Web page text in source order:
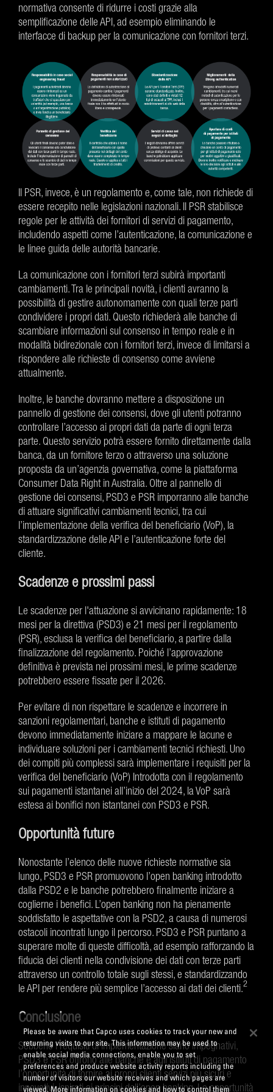
normativa consente di ridurre i costi grazie alla
semplificazione delle API, ad esempio eliminando le
interfacce di backup per la comunicazione con fornitori terzi.
Il PSR, invece, è un regolamento e, come tale, non richiede di
essere recepito nelle legislazioni nazionali. Il PSR stabilisce
regole per le attività dei fornitori di servizi di pagamento,
includendo aspetti come l’autenticazione, la comunicazione e
le linee guida delle autorità bancarie.
La comunicazione con i fornitori terzi subirà importanti
cambiamenti. Tra le principali novità, i clienti avranno la
possibilità di gestire autonomamente con quali terze parti
condividere i propri dati. Questo richiederà alle banche di
scambiare informazioni sul consenso in tempo reale e in
modalità bidirezionale con i fornitori terzi, invece di limitarsi a
rispondere alle richieste di consenso come avviene
attualmente.
Inoltre, le banche dovranno mettere a disposizione un
pannello di gestione dei consensi, dove gli utenti potranno
controllare l’accesso ai propri dati da parte di ogni terza
parte. Questo servizio potrà essere fornito direttamente dalla
banca, da un fornitore terzo o attraverso una soluzione
proposta da un’agenzia governativa, come la piattaforma
Consumer Data Right in Australia. Oltre al pannello di
gestione dei consensi, PSD3 e PSR imporranno alle banche
di attuare significativi cambiamenti tecnici, tra cui
l’implementazione della verifica del beneficiario (VoP), la
standardizzazione delle API e l’autenticazione forte del
cliente.
Scadenze e prossimi passi
Le scadenze per l'attuazione si avvicinano rapidamente: 18
mesi per la direttiva (PSD3) e 21 mesi per il regolamento
(PSR), esclusa la verifica del beneficiario, a partire dalla
finalizzazione del regolamento. Poiché l’approvazione
definitiva è prevista nei prossimi mesi, le prime scadenze
potrebbero essere fissate per il 2026.
Per evitare di non rispettare le scadenze e incorrere in
sanzioni regolamentari, banche e istituti di pagamento
devono immediatamente iniziare a mappare le lacune e
individuare soluzioni per i cambiamenti tecnici richiesti. Uno
dei compiti più complessi sarà implementare i requisiti per la
verifica del beneficiario (VoP) Introdotta con il regolamento
sui pagamenti istantanei all’inizio del 2024, la VoP sarà
estesa ai bonifici non istantanei con PSD3 e PSR.
Opportunità future
Nonostante l’elenco delle nuove richieste normative sia
lungo, PSD3 e PSR promuovono l’open banking introdotto
dalla PSD2 e le banche potrebbero finalmente iniziare a
coglierne i benefici. L’open banking non ha pienamente
soddisfatto le aspettative con la PSD2, a causa di numerosi
ostacoli incontrati lungo il percorso. PSD3 e PSR puntano a
superare molte di queste difficoltà, ad esempio rafforzando la
fiducia dei clienti nella condivisione dei dati con terze parti
attraverso un controllo totale sugli stessi, e standardizzando
le API per rendere più semplice l’accesso ai dati dei clienti.2
Conclusione
Sebbene i requisiti di implementazione siano impegnativi,
PSD3 e PSR offrono alle banche e agli istituti di pagamento
l’opportunità di fornire ai propri clienti servizi più sicuri e
innovativi, ispirati ai principi dell’open banking. Le opportunità
Please be aware that Capco uses cookies to track your new and
returning visits to our site. This information may be used to
enable social media connections, enable you to set
preferences and produce website activity reports including the
number of visitors our website receives and which pages are
viewed. More information on cookies and how to control them